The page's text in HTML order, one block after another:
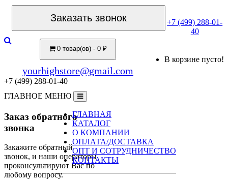
Заказать звонок
+7 (499) 288-01-
40
0 товар(ов) - 0 ₽
В корзине пусто!
yourhighstore@gmail.com
+7 (499) 288-01-40
ГЛАВНОЕ МЕНЮ
ГЛАВНАЯ
КАТАЛОГ
О КОМПАНИИ
ОПЛАТА/ДОСТАВКА
ОПТ И СОТРУДНИЧЕСТВО
КОНТАКТЫ
Заказ обратного
звонка
Закажите обратный
звонок, и наши операторы
проконсультируют Вас по
любому вопросу.